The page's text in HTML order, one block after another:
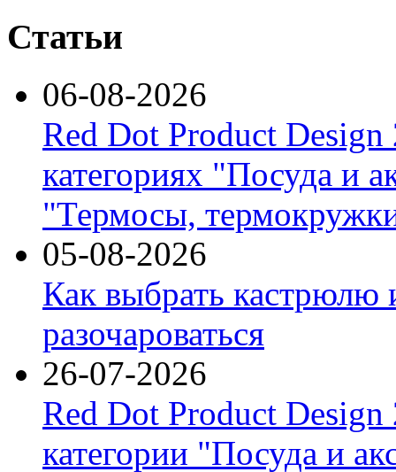
Статьи
06-08-2026
Red Dot Product Design
категориях "Посуда и
"Термосы,
05-08-2026
Как выбрать кастрюлю
разочароваться
26-07-2026
Red Dot Product Design
категории "Посуда и